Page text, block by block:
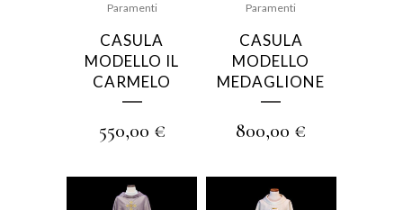
Paramenti
CASULA
MODELLO IL
CARMELO
550,00 €
Paramenti
CASULA
MODELLO
MEDAGLIONE
800,00 €